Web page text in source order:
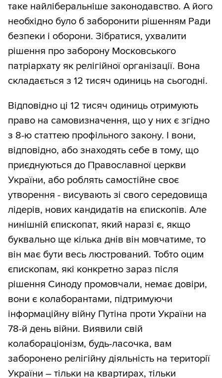
таке найліберальніше законодавство. А його
необхідно було б заборонити рішенням Ради
безпеки і оборони. Зібратися, ухвалити
рішення про заборону Московського
патріархату як релігійної організації. Вона
складається з 12 тисяч одиниць на сьогодні.
Відповідно ці 12 тисяч одиниць отримують
право на самовизначення, що у них є згідно
з 8-ю статтею профільного закону. І вони,
відповідно, або знаходять себе в тому, що
приєднуються до Православної церкви
України, або роблять самостійне своє
утворення - висувають зі свого середовища
лідерів, нових кандидатів на єпископів. Але
нинішній єпископат, який наразі є, якщо
буквально ще кілька днів він мовчатиме, то
він має бути весь люстрований. Тобто оцим
єпископам, які конкретно зараз після
рішення Синоду промовчали, немає довіри,
вони є колаборантами, підтримуючи
інформаційну війну Путіна проти України на
78-й день війни. Виявили свій
колабораціонізм, будь-ласочка, вам
заборонено релігійну діяльність на території
України – тільки на квартирах, тільки